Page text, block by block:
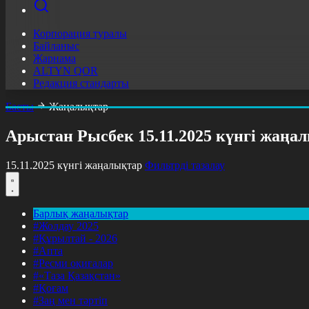
Корпорация туралы
Байланыс
Жарнама
ALTYN QOR
Редакция стандарты
Басты
Жаңалықтар
Арыстан Рысбек 15.11.2025 күнгі
15.11.2025 күнгі жаңалықтар Фильтрді тазалау
Барлық жаңалықтар
#Жолдау 2025
#Құрылтай - 2026
#Апта
#Ресми оқиғалар
#«Таза Қазақстан»
#Қоғам
#Заң мен тәртіп